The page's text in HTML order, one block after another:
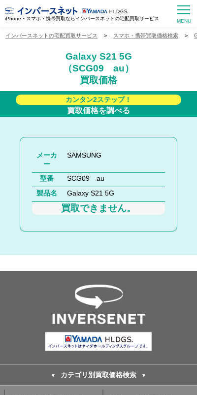
iPhone・スマホ・携帯買取ならインバースネットの宅配買取サービス
インバースネットの宅配買取サービス > スマホ・携帯買取価格検索 >
Galaxy S21 5G
（SCG09 au）
買取価格
カンタン2ステップ！
買取価格を調べる
メーカ
ー
SAMSUNG
型番
SCG09 au
製品名
Galaxy S21 5G
買取できません。
カテゴリ別買取価格検索